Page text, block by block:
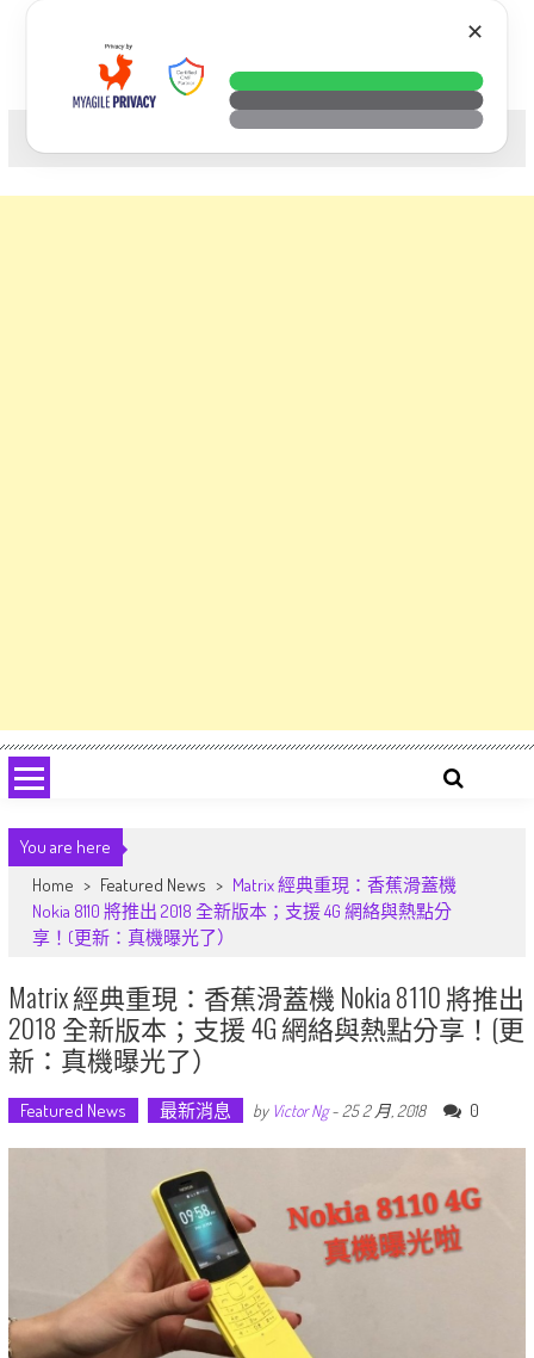
科技. 生活. 攝影.
You are here
Home > Featured News > Matrix 經典重現：香蕉滑蓋機
Nokia 8110 將推出 2018 全新版本；支援 4G 網絡與熱點分
享！(更新：真機曝光了）
Matrix 經典重現：香蕉滑蓋機 Nokia 8110 將推出
2018 全新版本；支援 4G 網絡與熱點分享！(更
新：真機曝光了）
Featured News 最新消息 by Victor Ng- 25 2 月, 2018 0
✕